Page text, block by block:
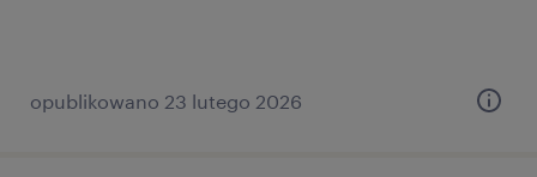
opublikowano 23 lutego 2026